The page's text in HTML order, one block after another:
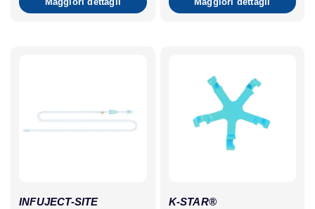
per animali agitati durante il
ricovero.
da avviare, ideale per i boli.
INFUJECT-SITE K-STAR®